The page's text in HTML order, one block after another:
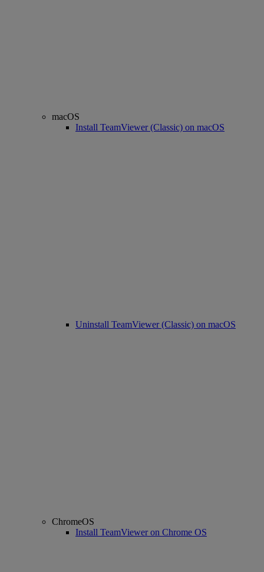
macOS
Install TeamViewer (Classic) on macOS
Uninstall TeamViewer (Classic) on macOS
ChromeOS
Install TeamViewer on Chrome OS